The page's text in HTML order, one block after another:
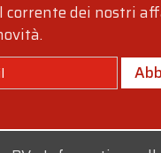
corrente dei nostri